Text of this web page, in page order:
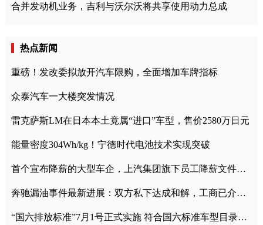
合并发动机业务，吉利与沃尔沃将共享使用动力总成
热点新闻
重磅！发改委拟放开汽车限购，全面增加车牌指标
众泰汽车一大楼突发情况
雷克萨斯LM在日本本土竟属“进口”车型，售价2580万日元
能量密度304Wh/kg！宁德时代电池技术实现突破
首个宣布降薪的大型车企，上汽集团旗下员工降薪文件曝光
奔驰漏油事件最新进展：双方私下达成和解，工商已介入调查
“国六排放标准”7月1号正式实施 符合国六标准车型目录一览